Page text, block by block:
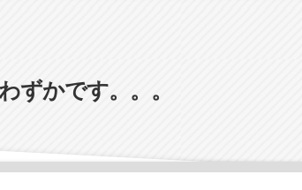
ずかです。。。